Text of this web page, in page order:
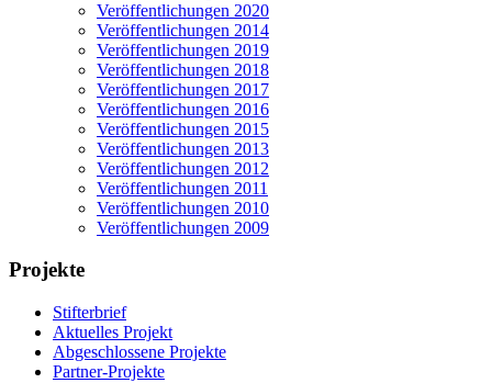
Veröffentlichungen 2020
Veröffentlichungen 2014
Veröffentlichungen 2019
Veröffentlichungen 2018
Veröffentlichungen 2017
Veröffentlichungen 2016
Veröffentlichungen 2015
Veröffentlichungen 2013
Veröffentlichungen 2012
Veröffentlichungen 2011
Veröffentlichungen 2010
Veröffentlichungen 2009
Projekte
Stifterbrief
Aktuelles Projekt
Abgeschlossene Projekte
Partner-Projekte